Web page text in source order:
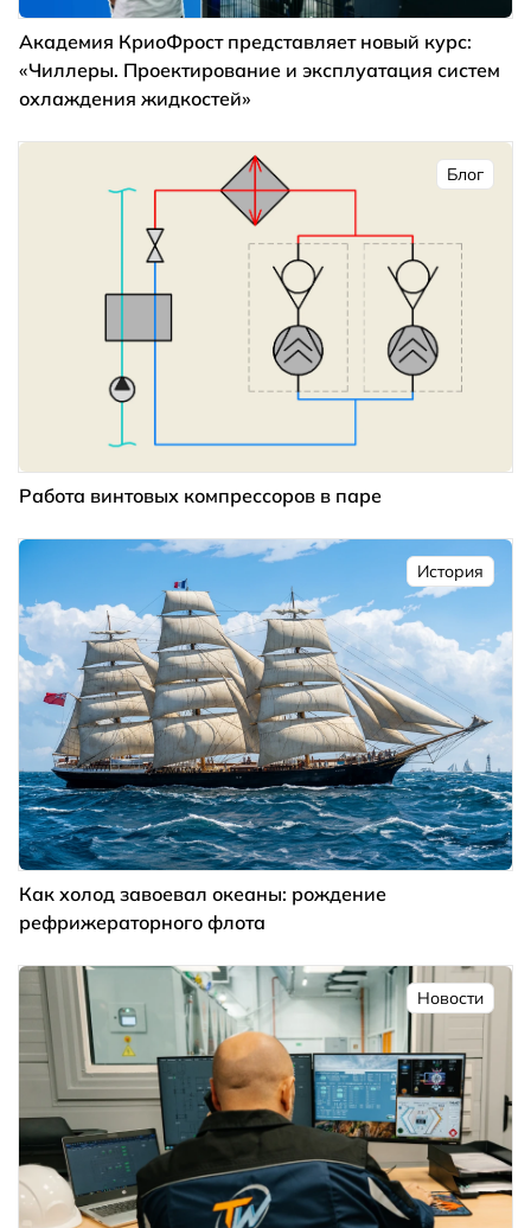
Академия КриоФрост представляет новый курс:
«Чиллеры. Проектирование и эксплуатация систем
охлаждения жидкостей»
Блог
Работа винтовых компрессоров в паре
История
Как холод завоевал океаны: рождение
рефрижераторного флота
Новости